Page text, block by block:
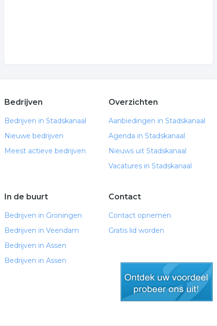
Bedrijven
Bedrijven in Stadskanaal
Nieuwe bedrijven
Meest actieve bedrijven
Overzichten
Aanbiedingen in Stadskanaal
Agenda in Stadskanaal
Nieuws uit Stadskanaal
Vacatures in Stadskanaal
In de buurt
Bedrijven in Groningen
Bedrijven in Veendam
Bedrijven in Assen
Bedrijven in Assen
Contact
Contact opnemen
Gratis lid worden